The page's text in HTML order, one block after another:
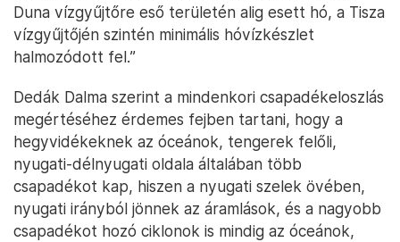
Duna vízgyűjtőre eső területén alig esett hó, a Tisza
vízgyűjtőjén szintén minimális hóvízkészlet
halmozódott fel.”
Dedák Dalma szerint a mindenkori csapadékeloszlás
megértéséhez érdemes fejben tartani, hogy a
hegyvidékeknek az óceánok, tengerek felőli,
nyugati-délnyugati oldala általában több
csapadékot kap, hiszen a nyugati szelek övében,
nyugati irányból jönnek az áramlások, és a nagyobb
csapadékot hozó ciklonok is mindig az óceánok,